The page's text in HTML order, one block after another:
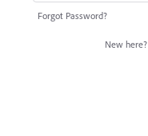
Forgot Password?
New here?